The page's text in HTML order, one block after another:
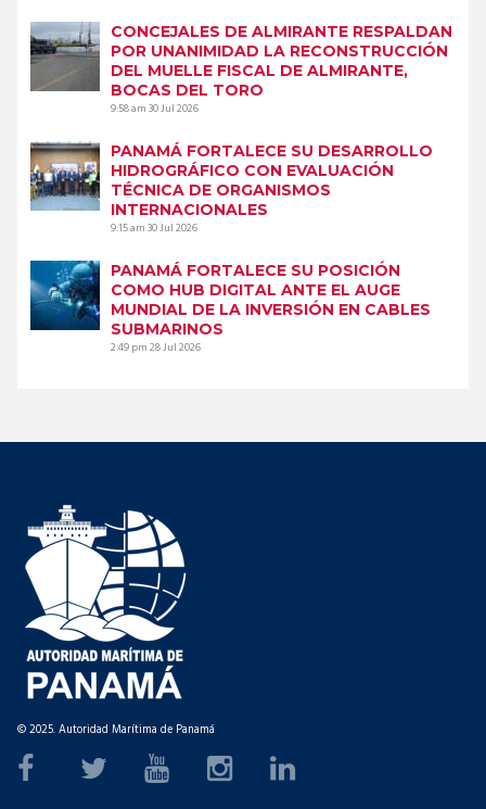
CONCEJALES DE ALMIRANTE RESPALDAN
POR UNANIMIDAD LA RECONSTRUCCIÓN
DEL MUELLE FISCAL DE ALMIRANTE,
BOCAS DEL TORO
9:58 am30 Jul 2026
PANAMÁ FORTALECE SU DESARROLLO
HIDROGRÁFICO CON EVALUACIÓN
TÉCNICA DE ORGANISMOS
INTERNACIONALES
9:15 am30 Jul 2026
PANAMÁ FORTALECE SU POSICIÓN
COMO HUB DIGITAL ANTE EL AUGE
MUNDIAL DE LA INVERSIÓN EN CABLES
SUBMARINOS
2:49 pm28 Jul 2026
© 2025. Autoridad Marítima de Panamá